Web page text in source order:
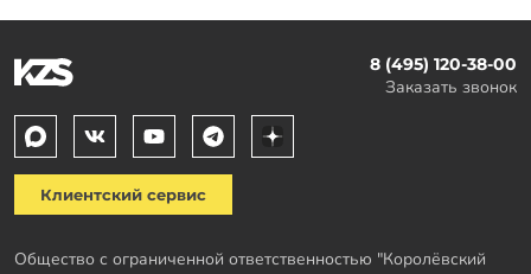
8 (495) 120-38-00
Заказать звонок
Клиентский сервис
Общество с ограниченной ответственностью "Королёвский